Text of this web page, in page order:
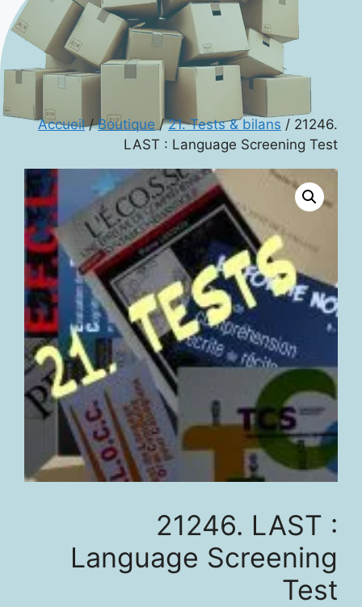
Accueil/Boutique /21. Tests & bilans / 21246.
LAST : Language Screening Test
21246. LAST :
Language Screening
Test